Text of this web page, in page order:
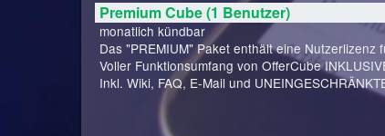
Premium Cube (1 Benutzer)
monatlich kündbar
Das "PREMIUM" Paket enthält eine
Voller Funktionsumfang von OfferCube
Inkl. Wiki, FAQ, E-Mail und